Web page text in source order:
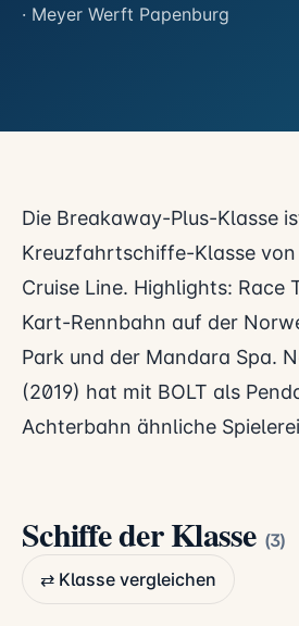
· Meyer Werft Papenburg
Die Breakaway-Plus-Klasse
Kreuzfahrtschiffe-Klasse
Cruise Line. Highlights: Race
Kart-Rennbahn auf der
Park und der Mandara Spa.
(2019) hat mit BOLT als
Achterbahn ähnliche
Schiffe der Klasse (3)
⇄ Klasse vergleichen